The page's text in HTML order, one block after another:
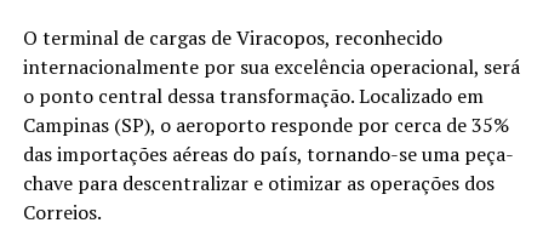
O terminal de cargas de Viracopos, reconhecido
internacionalmente por sua excelência operacional, será
o ponto central dessa transformação. Localizado em
Campinas (SP), o aeroporto responde por cerca de 35%
das importações aéreas do país, tornando-se uma peça-
chave para descentralizar e otimizar as operações dos
Correios.